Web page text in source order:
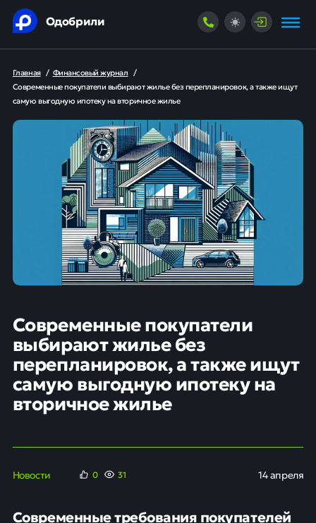
Одобрили
Главная / Финансовый журнал /
Современные покупатели выбирают жилье без перепланировок, а также ищут
самую выгодную ипотеку на вторичное жилье
Современные покупатели
выбирают жилье без
перепланировок, а также ищут
самую выгодную ипотеку на
вторичное жилье
Новости 0 31 14 апреля
Современные требования покупателей